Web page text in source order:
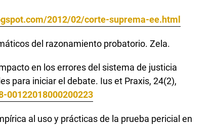
2012/02/corte-suprema-ee.html
del razonamiento probatorio. Zela.
en los errores del sistema de justicia
para iniciar el debate. Ius et Praxis, 24(2),
00122018000200223
al uso y prácticas de la prueba pericial en